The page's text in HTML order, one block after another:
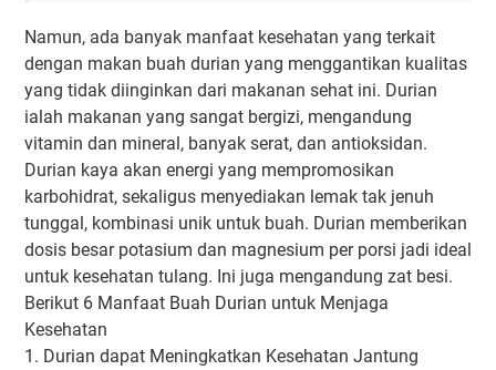
Namun, ada banyak manfaat kesehatan yang terkait
dengan makan buah durian yang menggantikan kualitas
yang tidak diinginkan dari makanan sehat ini. Durian
ialah makanan yang sangat bergizi, mengandung
vitamin dan mineral, banyak serat, dan antioksidan.
Durian kaya akan energi yang mempromosikan
karbohidrat, sekaligus menyediakan lemak tak jenuh
tunggal, kombinasi unik untuk buah. Durian memberikan
dosis besar potasium dan magnesium per porsi jadi ideal
untuk kesehatan tulang. Ini juga mengandung zat besi.
Berikut 6 Manfaat Buah Durian untuk Menjaga
Kesehatan
1. Durian dapat Meningkatkan Kesehatan Jantung